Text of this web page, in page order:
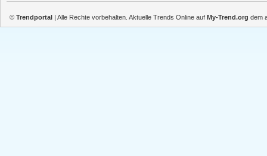
© Trendportal | Alle Rechte vorbehalten. Aktuelle Trends Online auf My-Trend.org dem